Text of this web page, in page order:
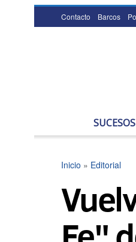
Contacto Barcos
SUCESOS
Inicio » Editorial